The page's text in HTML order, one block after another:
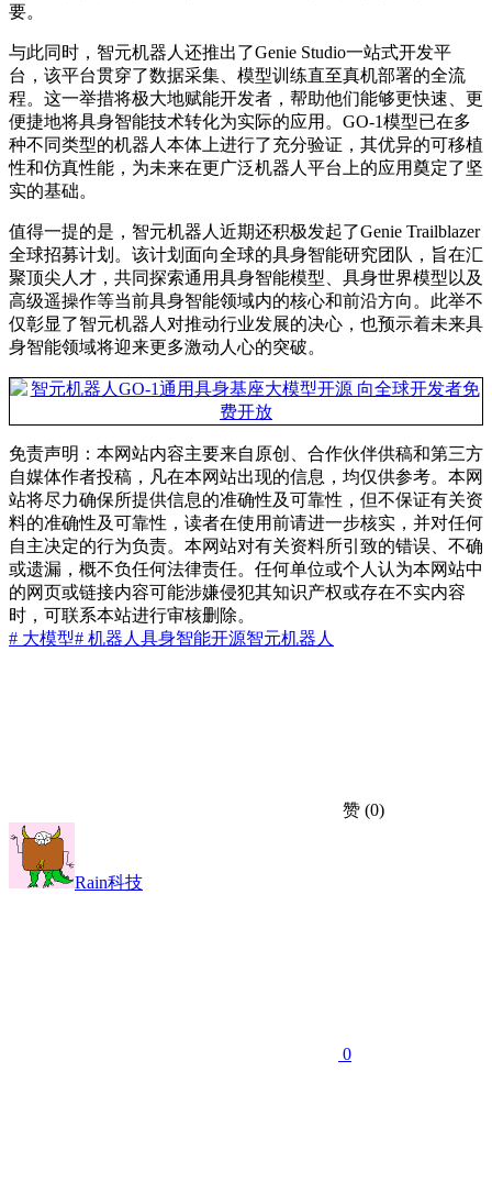
要。
与此同时，智元机器人还推出了Genie Studio一站式开发平
台，该平台贯穿了数据采集、模型训练直至真机部署的全流
程。这一举措将极大地赋能开发者，帮助他们能够更快速、更
便捷地将具身智能技术转化为实际的应用。GO-1模型已在多
种不同类型的机器人本体上进行了充分验证，其优异的可移植
性和仿真性能，为未来在更广泛机器人平台上的应用奠定了坚
实的基础。
值得一提的是，智元机器人近期还积极发起了Genie Trailblazer
全球招募计划。该计划面向全球的具身智能研究团队，旨在汇
聚顶尖人才，共同探索通用具身智能模型、具身世界模型以及
高级遥操作等当前具身智能领域内的核心和前沿方向。此举不
仅彰显了智元机器人对推动行业发展的决心，也预示着未来具
身智能领域将迎来更多激动人心的突破。
免责声明：本网站内容主要来自原创、合作伙伴供稿和第三方
自媒体作者投稿，凡在本网站出现的信息，均仅供参考。本网
站将尽力确保所提供信息的准确性及可靠性，但不保证有关资
料的准确性及可靠性，读者在使用前请进一步核实，并对任何
自主决定的行为负责。本网站对有关资料所引致的错误、不确
或遗漏，概不负任何法律责任。任何单位或个人认为本网站中
的网页或链接内容可能涉嫌侵犯其知识产权或存在不实内容
时，可联系本站进行审核删除。
# 大模型# 机器人 具身智能开源智元机器人
赞 (0)
Rain科技
0